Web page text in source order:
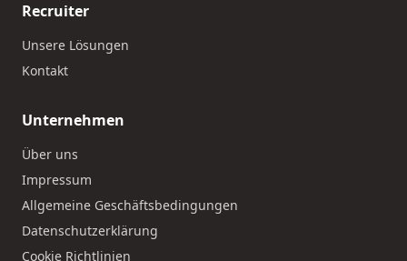
Recruiter
Unsere Lösungen
Kontakt
Unternehmen
Über uns
Impressum
Allgemeine Geschäftsbedingungen
Datenschutzerklärung
Cookie Richtlinien